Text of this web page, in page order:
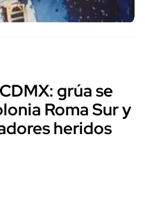
grúa se
Roma Sur y
heridos